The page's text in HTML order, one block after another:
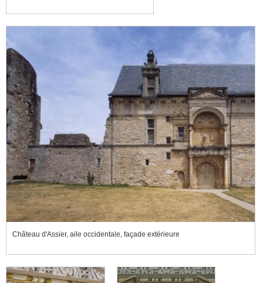
Château d'Assier, aile occidentale, façade extérieure